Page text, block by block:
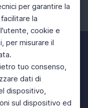
per garantire la
la
cookie e
per misurare il
tuo consenso,
dati di
dispositivo,
sul dispositivo ed
Twitter